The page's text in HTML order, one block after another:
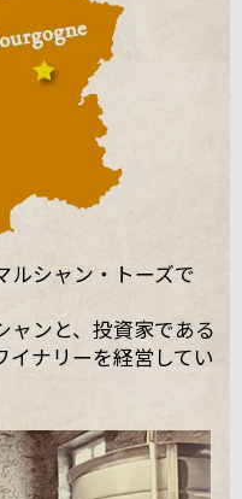
ルシャン・トーズで
ャンと、投資家である
イナリーを経営してい